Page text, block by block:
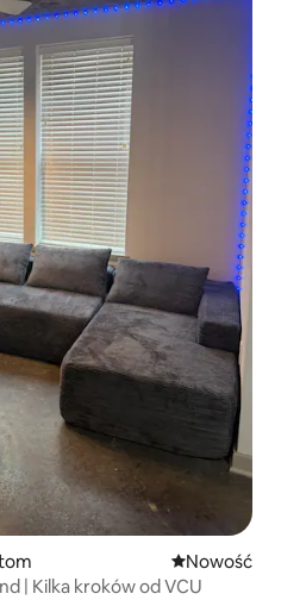
Nowe
Nowość
| Kilka kroków od VCU